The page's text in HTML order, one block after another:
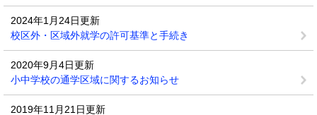
2024年1月24日更新
校区外・区域外就学の許可基準と手続き
2020年9月4日更新
小中学校の通学区域に関するお知らせ
2019年11月21日更新